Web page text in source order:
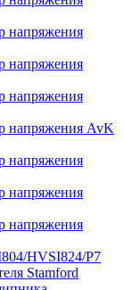
напряжения
напряжения
напряжения
напряжения AvK
напряжения
напряжения
напряжения
HVSI824/P7
Stamford